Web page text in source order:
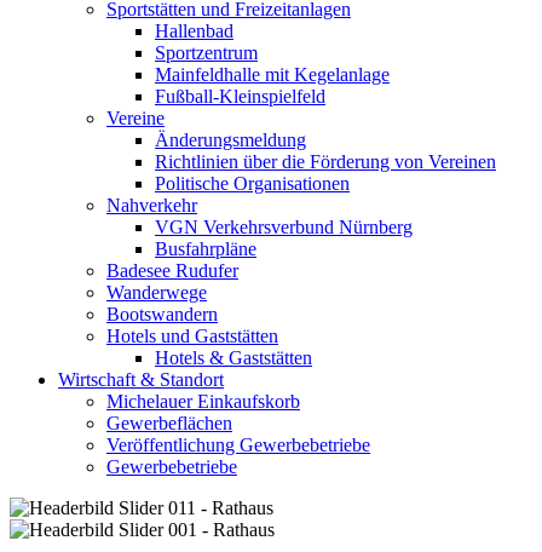
Sportstätten und Freizeitanlagen
Hallenbad
Sportzentrum
Mainfeldhalle mit Kegelanlage
Fußball-Kleinspielfeld
Vereine
Änderungsmeldung
Richtlinien über die Förderung von Vereinen
Politische Organisationen
Nahverkehr
VGN Verkehrsverbund Nürnberg
Busfahrpläne
Badesee Rudufer
Wanderwege
Bootswandern
Hotels und Gaststätten
Hotels & Gaststätten
Wirtschaft & Standort
Michelauer Einkaufskorb
Gewerbeflächen
Veröffentlichung Gewerbebetriebe
Gewerbebetriebe